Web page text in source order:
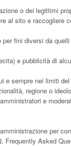
o dei legittimi
al sito e raccogliere
fini diversi da
e pubblicità di
e sempre nei limiti
regione o
e
per
Frequently Asked